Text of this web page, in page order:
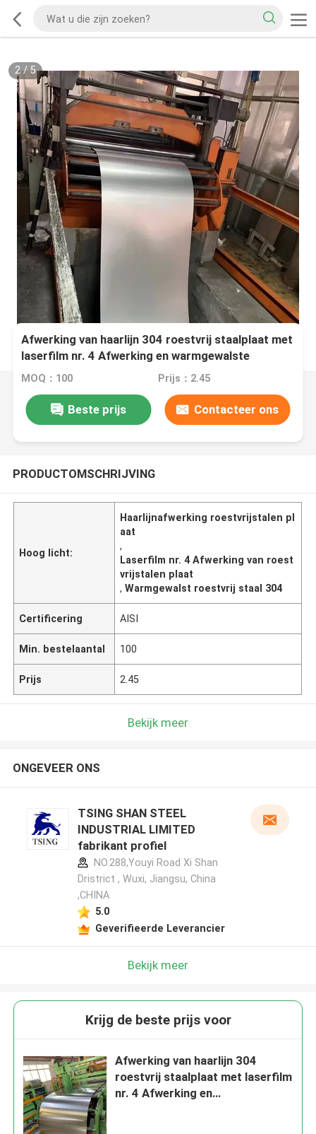
2/5
Afwerking van haarlijn 304 roestvrij staalplaat met
laserfilm nr. 4 Afwerking en warmgewalste
techniek
MOQ：100 Prijs：2.45
Beste prijs Contacteer ons
PRODUCTOMSCHRIJVING
Hoog licht:
Haarlijnafwerking roestvrijstalen pl
aat
,
Laserfilm nr. 4 Afwerking van roest
vrijstalen plaat
,Warmgewalst roestvrij staal 304
Certificering AISI
Min. bestelaantal 100
Prijs 2.45
Bekijk meer
ONGEVEER ONS
TSING SHAN STEEL
INDUSTRIAL LIMITED
fabrikant profiel
NO.288,Youyi Road Xi Shan
Dristrict , Wuxi, Jiangsu, China
,CHINA
5.0
Geverifieerde Leverancier
Bekijk meer
Krijg de beste prijs voor
Afwerking van haarlijn 304
roestvrij staalplaat met laserfilm
nr. 4 Afwerking en